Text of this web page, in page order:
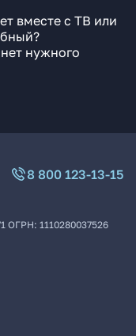
вместе с ТВ или
нужного
8 800 123-13-15
ОГРН: 1110280037526